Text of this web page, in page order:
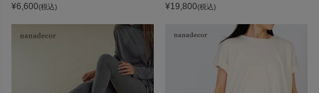
¥6,600(税込) ¥19,800(税込)